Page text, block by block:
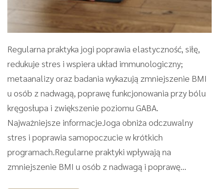
Regularna praktyka jogi poprawia elastyczność, siłę,
redukuje stres i wspiera układ immunologiczny;
metaanalizy oraz badania wykazują zmniejszenie BMI
u osób z nadwagą, poprawę funkcjonowania przy bólu
kręgosłupa i zwiększenie poziomu GABA.
Najważniejsze informacjeJoga obniża odczuwalny
stres i poprawia samopoczucie w krótkich
programach.Regularne praktyki wpływają na
zmniejszenie BMI u osób z nadwagą i poprawę...